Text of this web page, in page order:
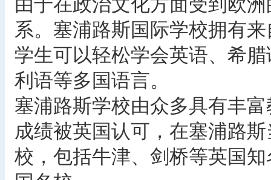
系。塞浦路斯国际学校拥有
学生可以轻松学会英语、希
利语等多国语言。
塞浦路斯学校由众多具有丰
成绩被英国认可，在塞浦路
校，包括牛津、剑桥等英国